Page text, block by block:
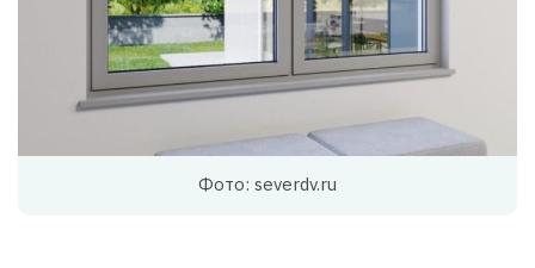
Фото: severdv.ru